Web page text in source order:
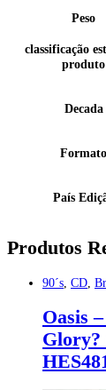
Peso
classificação
produto
Decada
Formato
País
Produtos
90´s CD
Oasis
Glory?